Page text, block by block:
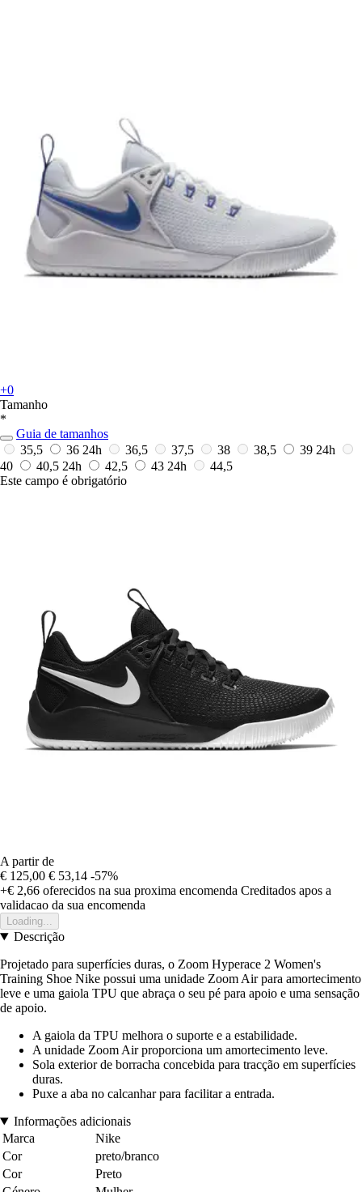
+0
Tamanho
*
Guia de tamanhos
35,5
36 24h 36,5 37,5 38 38,5 39 24h
40
40,5 24h 42,5 43 24h
44,5
Este campo é obrigatório
A partir de
€ 125,00 € 53,14 -57%
+€ 2,66 oferecidos na sua proxima encomenda Creditados apos a
validacao da sua encomenda
Loading...
Descrição
Projetado para superfícies duras, o Zoom Hyperace 2 Women's
Training Shoe Nike possui uma unidade Zoom Air para amortecimento
leve e uma gaiola TPU que abraça o seu pé para apoio e uma sensação
de apoio.
A gaiola da TPU melhora o suporte e a estabilidade.
A unidade Zoom Air proporciona um amortecimento leve.
Sola exterior de borracha concebida para tracção em superfícies
duras.
Puxe a aba no calcanhar para facilitar a entrada.
Informações adicionais
Marca
Nike
Cor
preto/branco
Cor
Preto